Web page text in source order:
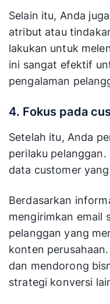
Selain itu, Anda
atribut atau
lakukan untuk
ini sangat efektif
pengalaman
4. Fokus pada
Setelah itu, Anda
perilaku
data customer
Berdasarkan
mengirimkan email
pelanggan yang
konten
dan mendorong
strategi konversi